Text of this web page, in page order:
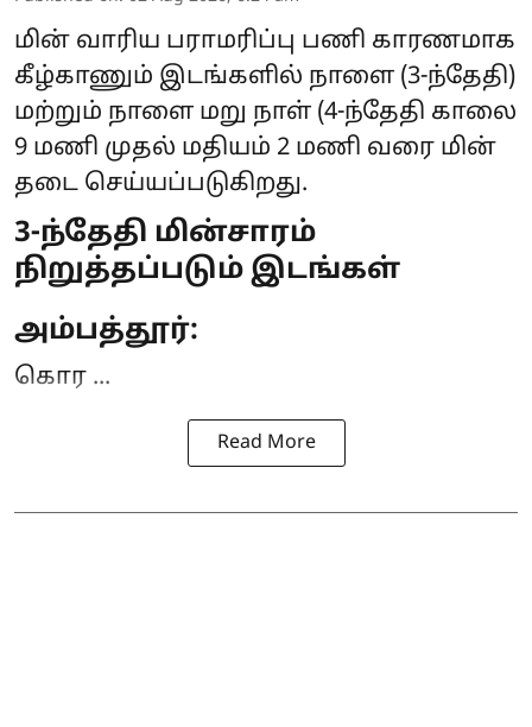
மின் வாரிய பராமரிப்பு பணி காரணமாக
கீழ்காணும் இடங்களில் நாளை (3-ந்தேதி)
மற்றும் நாளை மறு நாள் (4-ந்தேதி காலை
9 மணி முதல் மதியம் 2 மணி வரை மின்
தடை செய்யப்படுகிறது.
3-ந்தேதி மின்சாரம்
நிறுத்தப்படும் இடங்கள்
அம்பத்தூர்:
கொர ...
Read More